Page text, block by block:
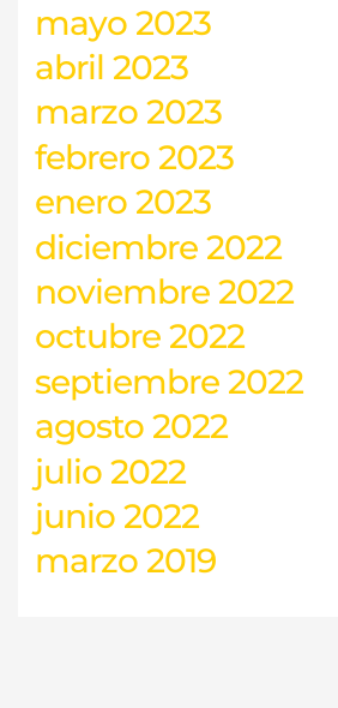
mayo 2023
abril 2023
marzo 2023
febrero 2023
enero 2023
diciembre 2022
noviembre 2022
octubre 2022
septiembre 2022
agosto 2022
julio 2022
junio 2022
marzo 2019